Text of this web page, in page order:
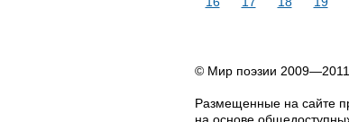
© Мир поэзии 2009—2011
Размещенные на сайте